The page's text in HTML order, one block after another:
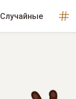
Случайные